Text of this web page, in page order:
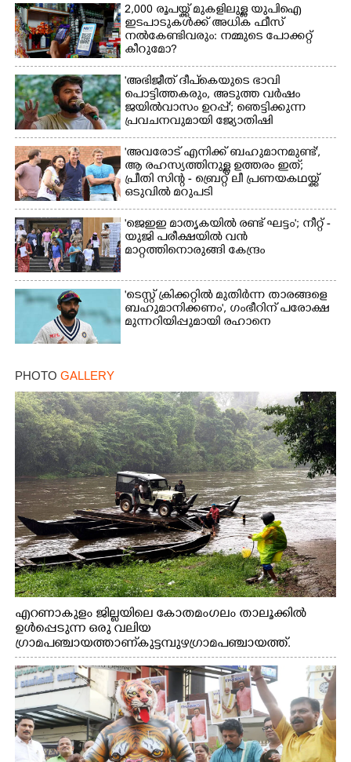
2,000 രൂപയ്ക്ക് മുകളിലുള്ള യുപിഐ
ഇടപാടുകൾക്ക് അധിക ഫീസ്
നൽകേണ്ടിവരും: നമ്മുടെ പോക്കറ്റ്
കീറുമോ?
'അഭിജീത് ദീപ്‌കെയുടെ ഭാവി
പൊട്ടിത്തകരും, അടുത്ത വർഷം
ജയിൽവാസം ഉറപ്പ്'; ഞെട്ടിക്കുന്ന
പ്രവചനവുമായി ജ്യോതിഷി
'അവരോട് എനിക്ക് ബഹുമാനമുണ്ട്',​
ആ രഹസ്യത്തിനുള്ള ഉത്തരം ഇത്;
പ്രീതി സിന്റ - ബ്രെറ്റ് ലീ പ്രണയകഥയ്ക്ക്
ഒടുവിൽ മറുപടി
'ജെഇഇ മാതൃകയിൽ രണ്ട് ഘട്ടം'; നീറ്റ് -
യുജി പരീക്ഷയിൽ വൻ
മാറ്റത്തിനൊരുങ്ങി കേന്ദ്രം
'ടെസ്റ്റ് ക്രിക്കറ്റിൽ മുതിർന്ന താരങ്ങളെ
ബഹുമാനിക്കണം', ഗംഭീറിന് പരോക്ഷ
മുന്നറിയിപ്പുമായി രഹാനെ
PHOTO GALLERY
എറണാകുളം ജില്ലയിലെ കോതമംഗലം താലൂക്കിൽ
ഉൾപ്പെടുന്ന ഒരു വലിയ
ഗ്രാമപഞ്ചായത്താണ് കുട്ടമ്പുഴ ഗ്രാമ പഞ്ചായത്ത്.
ആദിവാസി ഊരുകളായ വെള്ളാരംകുത്ത്, കത്തിപ്പാറ,
ഉറിയംപെട്ടി, തേക്കല്ല്, വെട്ടിക്കല്ല്, മഞ്ചപ്പാറ എന്നീ ആറു
സ്ഥലങ്ങളിലേക്കുള്ള പ്രധാന സഞ്ചാര മാർഗമാണ് ഈ
കാണുന്ന കടത്ത് വള്ളം
×
Share this link
Copy Link